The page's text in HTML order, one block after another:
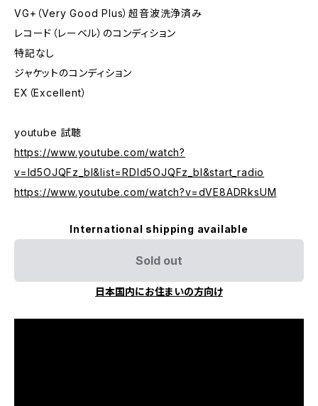
VG+（Very Good Plus）超音波洗浄済み
レコード（レーベル）のコンディション
特記なし
ジャケットのコンディション
EX（Excellent）
youtube 試聴
https://www.youtube.com/watch?
v=Id5OJQFz_bI&list=RDId5OJQFz_bI&start_radio
https://www.youtube.com/watch?v=dVE8ADRksUM
International shipping available
Sold out
日本国内にお住まいの方向け